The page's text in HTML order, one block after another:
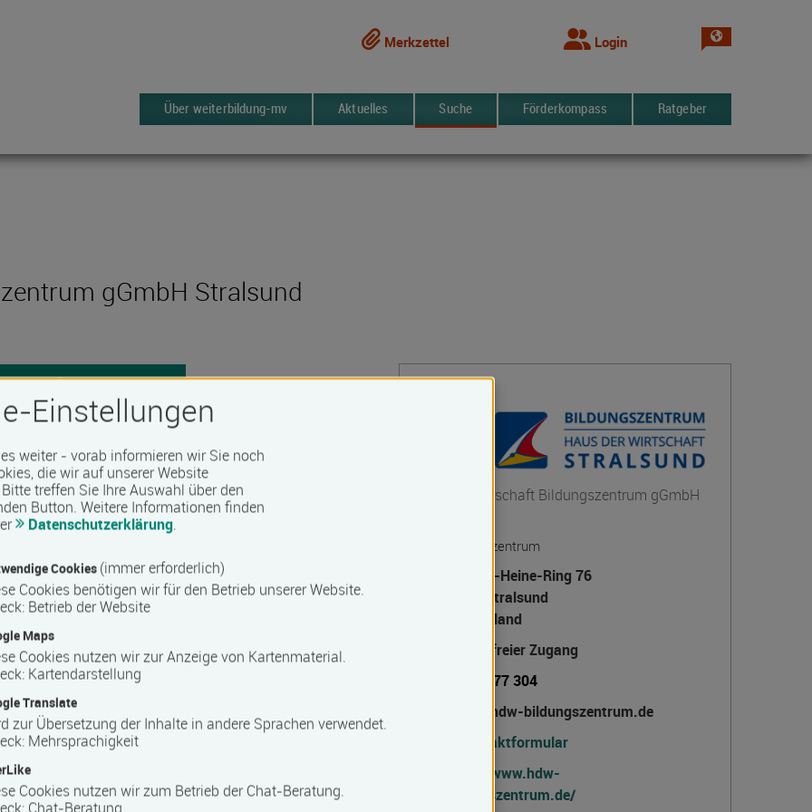
Merkzettel Login Sprache
Über weiterbildung-mv Aktuelles Suche Förderkompass Ratgeber
gGmbH Stralsund
13 Kurse
Mecklenburg-Vorpommern
(HdW) ist eine 1991 gegründete gemeinnützige
in Stralsund. Wir sind seit 1996 „Staatlich anerkannte
von 2005 bis 2013 nach LQW, seit 2017 nach
nach dem Recht der Arbeitsförderung (AZAV) zertifiziert.
sind wir verlässlicher Partner in der beruflichen Aus- und
nach SGBII und III. Unsere Angebote
Kontakt
Haus der Wirtschaft Bildungszentrum gGmbH
HdW Bildungszentrum
Heinrich-Heine-Ring 76
18435 Stralsund
Deutschland
barrierefreier Zugang
03831 477 304
info(at)hdw-bildungszentrum.de
Kontaktformular
https://www.hdw-
bildungszentrum.de/
Einstellungen
weiter - vorab informieren wir Sie noch
die wir auf unserer Website
treffen Sie Ihre Auswahl über den
Button. Weitere Informationen finden
Datenschutzerklärung.
Cookies (immer erforderlich)
Cookies benötigen wir für den Betrieb unserer Website.
: Betrieb der Website
Maps
Cookies nutzen wir zur Anzeige von Kartenmaterial.
: Kartendarstellung
Translate
zur Übersetzung der Inhalte in andere Sprachen verwendet.
: Mehrsprachigkeit
Cookies nutzen wir zum Betrieb der Chat-Beratung.